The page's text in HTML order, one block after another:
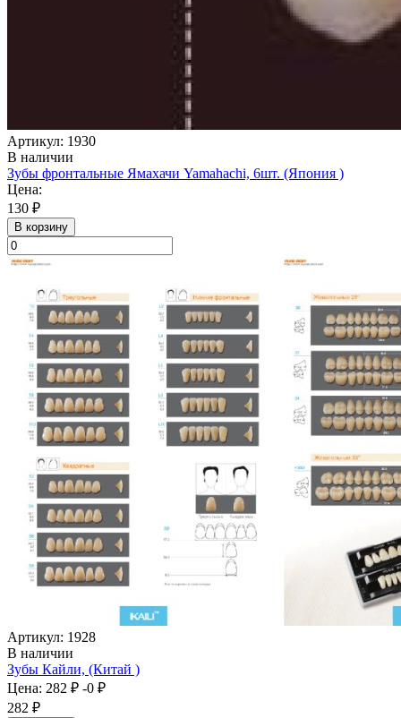
Артикул: 1930
В наличии
Зубы фронтальные Ямахачи Yamahachi, 6шт. (Япония )
Цена:
130 ₽
В корзину
Артикул: 1928
В наличии
Зубы Кайли, (Китай )
Цена: 282 ₽ -0 ₽
282 ₽